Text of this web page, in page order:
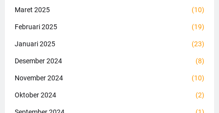
Maret 2025 (10)
Februari 2025 (19)
Januari 2025 (23)
Desember 2024 (8)
November 2024 (10)
Oktober 2024 (2)